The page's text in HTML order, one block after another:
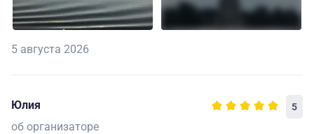
5 августа 2026
Юлия 5
об организаторе